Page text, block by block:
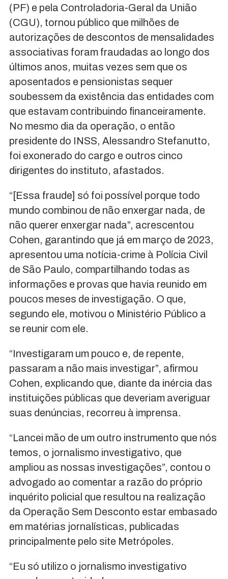
(PF) e pela Controladoria-Geral da União
(CGU), tornou público que milhões de
autorizações de descontos de mensalidades
associativas foram fraudadas ao longo dos
últimos anos, muitas vezes sem que os
aposentados e pensionistas sequer
soubessem da existência das entidades com
que estavam contribuindo financeiramente.
No mesmo dia da operação, o então
presidente do INSS, Alessandro Stefanutto,
foi exonerado do cargo e outros cinco
dirigentes do instituto, afastados.
“[Essa fraude] só foi possível porque todo
mundo combinou de não enxergar nada, de
não querer enxergar nada”, acrescentou
Cohen, garantindo que já em março de 2023,
apresentou uma notícia-crime à Polícia Civil
de São Paulo, compartilhando todas as
informações e provas que havia reunido em
poucos meses de investigação. O que,
segundo ele, motivou o Ministério Público a
se reunir com ele.
“Investigaram um pouco e, de repente,
passaram a não mais investigar”, afirmou
Cohen, explicando que, diante da inércia das
instituições públicas que deveriam averiguar
suas denúncias, recorreu à imprensa.
“Lancei mão de um outro instrumento que nós
temos, o jornalismo investigativo, que
ampliou as nossas investigações”, contou o
advogado ao comentar a razão do próprio
inquérito policial que resultou na realização
da Operação Sem Desconto estar embasado
em matérias jornalísticas, publicadas
principalmente pelo site Metrópoles.
“Eu só utilizo o jornalismo investigativo